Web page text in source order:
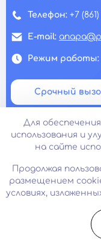
Телефон: +7
E-mail:
Режим работы:
Срочный
Для
использования и
на сайте
Продолжая
размещением
условиях,